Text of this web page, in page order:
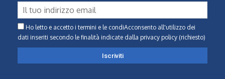
Ho letto e accetto i termini e le condiAcconsento all'utilizzo dei
dati inseriti secondo le finalità indicate dalla privacy policy (richiesto)